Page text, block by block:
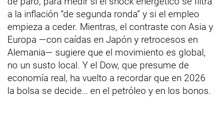
a la inflación “de segunda ronda” y si el empleo
empieza a ceder. Mientras, el contraste con Asia y
Europa —con caídas en Japón y retrocesos en
Alemania— sugiere que el movimiento es global,
no un susto local. Y el Dow, que presume de
economía real, ha vuelto a recordar que en 2026
la bolsa se decide… en el petróleo y en los bonos.